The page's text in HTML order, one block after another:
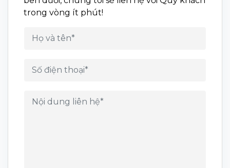
trong vòng ít phút!